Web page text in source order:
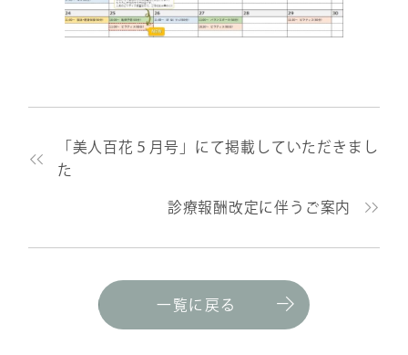
「美人百花５月号」にて掲載していただきまし
た
診療報酬改定に伴うご案内
一覧に戻る